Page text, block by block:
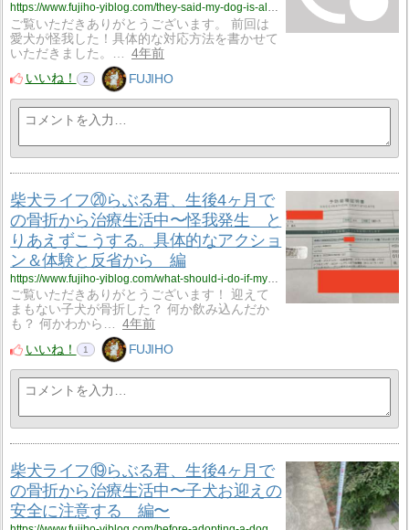
https://www.fujiho-yiblog.com/they-said-my-dog-is-almost-out-of-the-hospital-after-his-surgery-what-can-i-buy-to-take-care-of-him-at-home/
ご覧いただきありがとうございます。 前回は
愛犬が怪我した！具体的な対応方法を書かせて
いただきました。…
4年前
いいね！
2 FUJIHO
柴犬ライフ⑳らぶる君、生後4ヶ月で
の骨折から治療生活中〜怪我発生 と
りあえずこうする。具体的なアクショ
ン＆体験と反省から 編
ご覧いただきありがとうございます！ 迎えて
まもない子犬が骨折した？ 何か飲み込んだか
も？ 何かわから…
4年前
いいね！
1 FUJIHO
柴犬ライフ⑲らぶる君、生後4ヶ月で
の骨折から治療生活中〜子犬お迎えの
安全に注意する 編〜